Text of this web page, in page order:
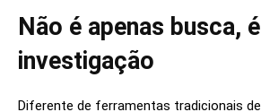
Não é apenas busca, é
investigação
Diferente de ferramentas tradicionais